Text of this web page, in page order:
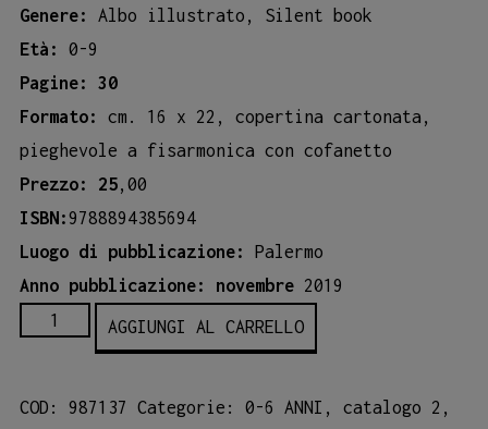
Genere: Albo illustrato, Silent book
Età: 0-9
Pagine: 30
Formato: cm. 16 x 22, copertina cartonata,
pieghevole a fisarmonica con cofanetto
Prezzo: 25 ,00
ISBN:9788894385694
Luogo di pubblicazione: Palermo
Anno pubblicazione: novembre 2019
Stranianimali
quantità
AGGIUNGI AL CARRELLO
COD: 987137 Categorie: 0-6 ANNI catalogo 2